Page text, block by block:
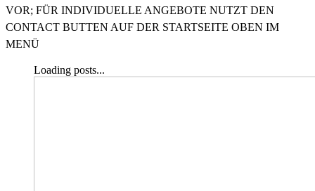
VOR; FÜR INDIVIDUELLE ANGEBOTE NUTZT DEN
CONTACT BUTTEN AUF DER STARTSEITE OBEN IM
MENÜ
Loading posts...